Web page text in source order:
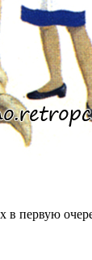
в первую